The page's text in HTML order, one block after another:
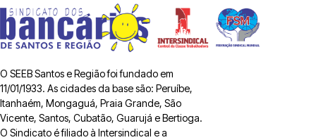
O SEEB Santos e Região foi fundado em
11/01/1933. As cidades da base são: Peruíbe,
Itanhaém, Mongaguá, Praia Grande, São
Vicente, Santos, Cubatão, Guarujá e Bertioga.
O Sindicato é filiado à Intersindical e a